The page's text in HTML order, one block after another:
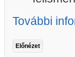
További